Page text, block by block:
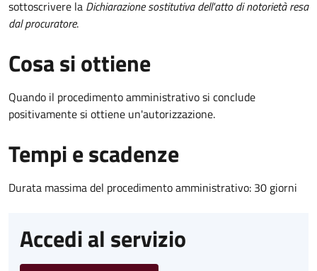
sottoscrivere la Dichiarazione sostitutiva dell'atto di notorietà resa
dal procuratore.
Cosa si ottiene
Quando il procedimento amministrativo si conclude
positivamente si ottiene un'autorizzazione.
Tempi e scadenze
Durata massima del procedimento amministrativo: 30 giorni
Accedi al servizio